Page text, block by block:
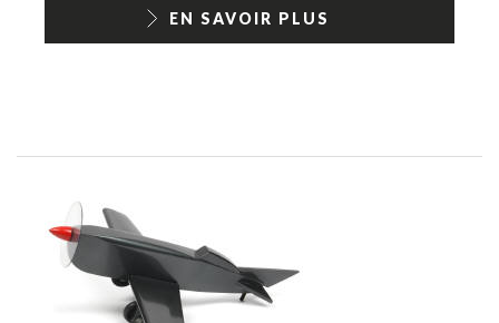
EN SAVOIR PLUS